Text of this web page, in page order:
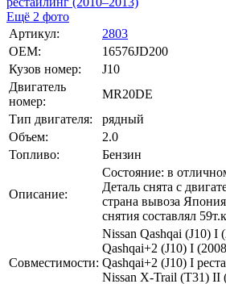
Ещё 2 фото
Артикул:
2803
OEM:
16576JD200
Кузов номер:
J10
Двигатель
номер:
MR20DE
Тип двигателя:
рядный
Объем:
2.0
Топливо:
Бензин
Описание:
Состояние: в
Деталь снята с
страна вывоза
снятия составлял
Совместимости:
Nissan Qashqai (J10) I
Qashqai+2 (J10) I
Qashqai+2 (J10) I
Nissan X-Trail (T31) II